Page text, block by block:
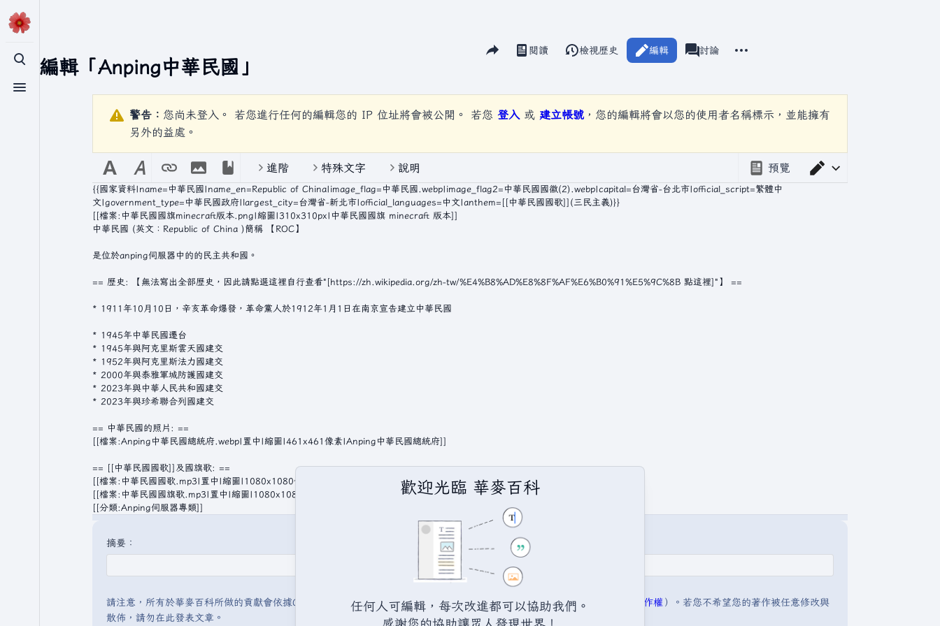
切換搜尋
切換選單
正在編輯「Anping中華民國 」
分享此頁面
視圖閱讀 編輯
檢視歷史 associated-pages
頁面
討論
警告： 您尚未登入。 若您進行任何的編輯您的 IP 位址將會被公開。 若您 登入 或 建立帳號 ，您的編輯將會以您的使用者名稱標示，並能擁有
另外的益處。
預覽
切換編輯器
進階 特殊文字 說明
摘要：
請注意，所有於華麥百科所做的貢獻會依據CC BY-SA（創用CC 姓名標示─相同方式分享）授權條款發佈（詳情請見 說明:著作權 ）。若您不希望您的著作被任意修改與
散佈，請勿在此發表文章。
歡迎光臨 華麥百科
任何人可編輯，每次改進都可以協助我們。
感謝您的協助讓眾人發現世界！